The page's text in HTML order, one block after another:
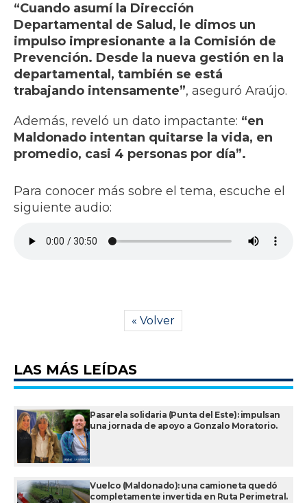
“Cuando asumí la Dirección
Departamental de Salud, le dimos un
impulso impresionante a la Comisión de
Prevención. Desde la nueva gestión en la
departamental, también se está
trabajando intensamente”, aseguró Araújo.
Además, reveló un dato impactante: “en
Maldonado intentan quitarse la vida, en
promedio, casi 4 personas por día”.
Para conocer más sobre el tema, escuche el
siguiente audio:
« Volver
LAS MÁS LEÍDAS
Pasarela solidaria (Punta del Este): impulsan
una jornada de apoyo a Gonzalo Moratorio.
Vuelco (Maldonado): una camioneta quedó
completamente invertida en Ruta Perimetral.